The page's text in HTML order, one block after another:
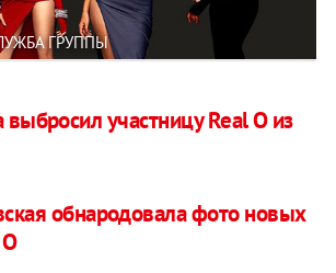
ГРУППЫ
участницу Real O из
обнародовала фото новых